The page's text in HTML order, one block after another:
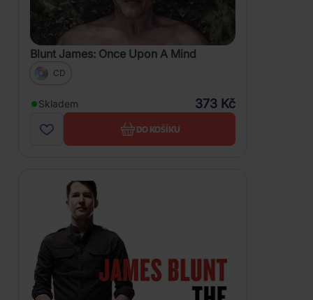
Blunt James: Once Upon A Mind
CD
Skladem 373 Kč
DO KOŠÍKU